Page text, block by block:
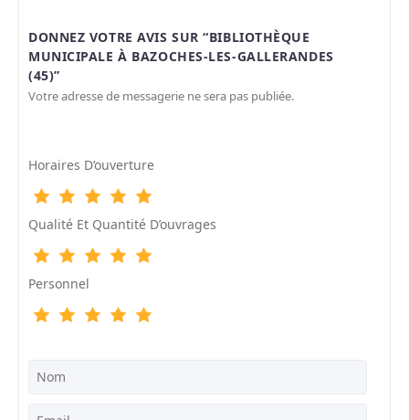
DONNEZ VOTRE AVIS SUR “BIBLIOTHÈQUE
MUNICIPALE À BAZOCHES-LES-GALLERANDES
(45)”
Votre adresse de messagerie ne sera pas publiée.
Horaires D’ouverture
Qualité Et Quantité D’ouvrages
Personnel